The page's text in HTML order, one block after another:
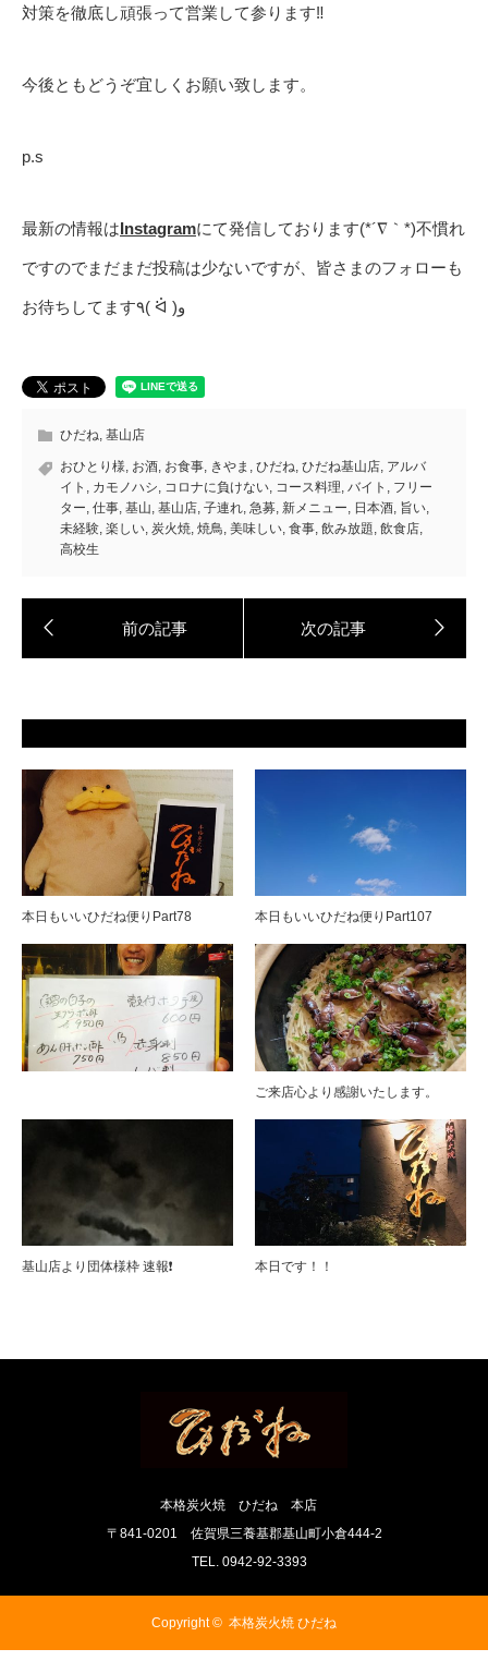
対策を徹底し頑張って営業して参ります‼️
今後ともどうぞ宜しくお願い致します。
p.s
最新の情報はInstagramにて発信しております(*´∇｀*)不慣れ
ですのでまだまだ投稿は少ないですが、皆さまのフォローも
お待ちしてます٩( ᐛ )و
ひだね, 基山店
おひとり様, お酒, お食事, きやま , ひだね, ひだね基山店, アルバ
イト , カモノハシ, コロナに負けない, コース料理, バイト , フリー
ター, 仕事, 基山, 基山店, 子連れ, 急募, 新メニュー, 日本酒, 旨い,
未経験, 楽しい, 炭火焼, 焼鳥, 美味しい, 食事, 飲み放題, 飲食店,
高校生
本日もいいひだね便りPart78 本日もいいひだね便りPart107
ご来店心より感謝いたします。
基山店より団体様枠 速報❗️ 本日です！！
本格炭火焼 ひだね 本店
〒841-0201 佐賀県三養基郡基山町小倉444-2
TEL. 0942-92-3393
Copyright © 本格炭火焼 ひだね